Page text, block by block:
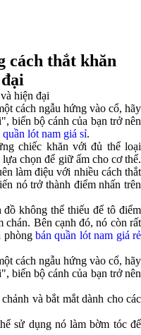
cách thắt khăn
hiện đại
cách ngẫu hứng vào cổ, hãy
biến bộ cánh của bạn trở nên
quần lót nam giá sỉ.
chiếc khăn với đủ thể loại
chọn để giữ ấm cho cơ thể.
làm điệu với nhiều cách thắt
nó trở thành điểm nhấn trên
không thể thiếu để tô điểm
chán. Bên cạnh đó, nó còn rất
phòng bán quần lót nam giá rẻ
cách ngẫu hứng vào cổ, hãy
biến bộ cánh của bạn trở nên
và bắt mắt dành cho các
sử dụng nó làm bờm tóc để